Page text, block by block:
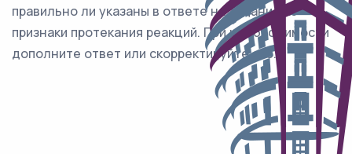
правильно ли указаны в ответе на задание 23
признаки протекания реакций. При необходимости
дополните ответ или скорректируйте его.